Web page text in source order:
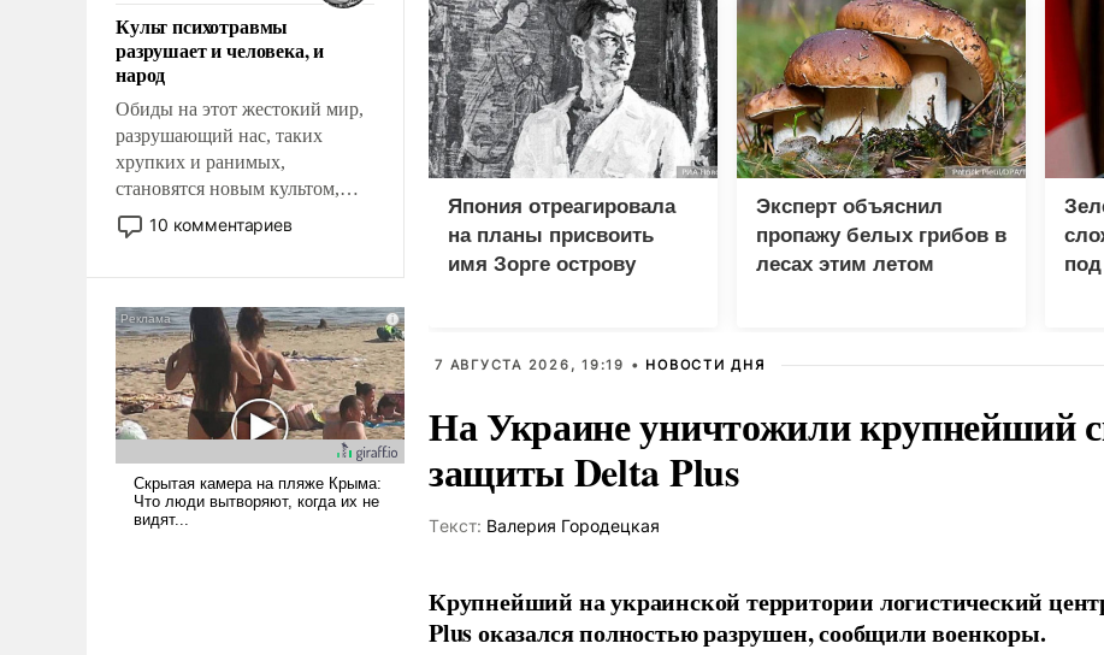
возможности.
Культ психотравмы
разрушает и человека, и
народ
Обиды на этот жестокий мир,
разрушающий нас, таких
хрупких и ранимых,
становятся новым культом,
постепенно вытесняя и
отменяя традиционное
ударами судьбы, брать на себя
ответственность, помогать
слабым, идти вперед и
адаптироваться.
10 комментариев
Япония отреагировала
на планы присвоить
имя Зорге острову
Эксперт объяснил
пропажу белых грибов в
лесах этим летом
7 АВГУСТА 2026, 19:19 • НОВОСТИ ДНЯ
На Украине уничтожили крупнейший
защиты Delta Plus
Tекст: Валерия Городецкая
Крупнейший на украинской территории логистический
Plus оказался полностью разрушен, сообщили военкоры.